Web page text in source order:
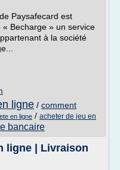
Paysafecard est
Becharge » un service
à la société
ligne / comment
en ligne / acheter de jeu en
bancaire
ligne | Livraison